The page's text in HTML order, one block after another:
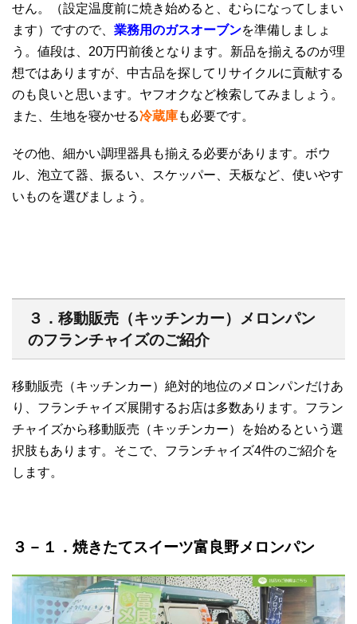
せん。（設定温度前に焼き始めると、むらになってしまい
ます）ですので、 業務用のガスオーブンを準備しましょ
う。値段は、20万円前後となります。新品を揃えるのが理
想ではありますが、中古品を探してリサイクルに貢献する
のも良いと思います。ヤフオクなど検索してみましょう。
また、生地を寝かせる冷蔵庫も必要です。
その他、細かい調理器具も揃える必要があります。ボウ
ル、泡立て器、振るい、スケッパー、天板など、使いやす
いものを選びましょう。
３．移動販売（キッチンカー）メロンパン
のフランチャイズのご紹介
移動販売（キッチンカー）絶対的地位のメロンパンだけあ
り、フランチャイズ展開するお店は多数あります。フラン
チャイズから移動販売（キッチンカー）を始めるという選
択肢もあります。そこで、フランチャイズ4件のご紹介を
します。
３－１．焼きたてスイーツ富良野メロンパン